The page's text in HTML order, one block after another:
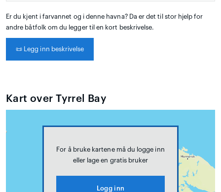
Er du kjent i farvannet og i denne havna? Da er det til stor hjelp for
andre båtfolk om du legger til en kort beskrivelse.
📜 Legg inn beskrivelse
Kart over Tyrrel Bay
For å bruke kartene må du logge inn
eller lage en gratis bruker
Logg inn